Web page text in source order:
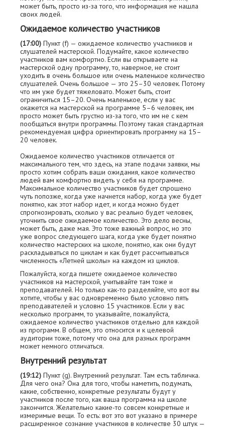
может быть, просто из-за того, что информация не нашла
своих людей.
Ожидаемое количество участников
(17:00) Пункт (f) — ожидаемое количество участников и
слушателей мастерской. Подумайте, какое количество
участников вам комфортно. Если вы открываете на
мастерской одну программу, то, наверное, не стоит
уходить в очень большое или очень маленькое количество
слушателей. Очень большое — это 25–30 человек. Потому
что им уже будет тяжеловато. Может быть, стоит
ограничиться 15–20. Очень маленькое, если у вас
окажется на мастерской на программе 5–6 человек, им
просто может быть грустно из-за того, что им не с кем
пообщаться внутри программы. Поэтому такая стандартная
рекомендуемая цифра ориентировать программу на 15–
20 человек.
Ожидаемое количество участников отличается от
максимального тем, что здесь, на этапе подачи заявки, мы
просто хотим собрать ваши ожидания, какое количество
людей вам комфортно видеть у себя на программе.
Максимальное количество участников будет спрошено
чуть попозже, когда уже начнeтся набор, когда уже будет
понятно, как этот набор идeт, и когда можно будет
спрогнозировать, сколько у вас реально будет человек,
уточнить свое ожидаемое количество. Это дело весны,
может быть, даже мая. Это тоже важный вопрос, но это
уже вопрос следующего шага, когда уже будет понятно
количество мастерских на школе, понятно, как они будут
раскладываться по циклам и как будет рассчитываться
численность «Летней школы» на каждом из циклов.
Пожалуйста, когда пишете ожидаемое количество
участников на мастерской, учитывайте там тоже и
преподавателей. Но только как-то разделяйте, что вот вы
хотите, чтобы у вас одновременно было условно пять
преподавателей и условно 15 участников. Если у вас
несколько программ, то указывайте, пожалуйста,
ожидаемое количество участников отдельно для каждой
из программ. В общем, это относится и к целевой
аудитории тоже, потому что она для разных программ
может немного отличаться.
Внутренний результат
(19:12) Пункт (g). Внутренний результат. Там есть табличка.
Для чего она? Она для того, чтобы наметить, подумать,
какие, собственно, конкретные результаты будут у
участников после того, как ваша программа на школе
закончится. Желательно какие-то совсем конкретные и
измеримые вещи. То есть: вот это вот указано в примере
расширенное сознание участников в количестве 30 штук —